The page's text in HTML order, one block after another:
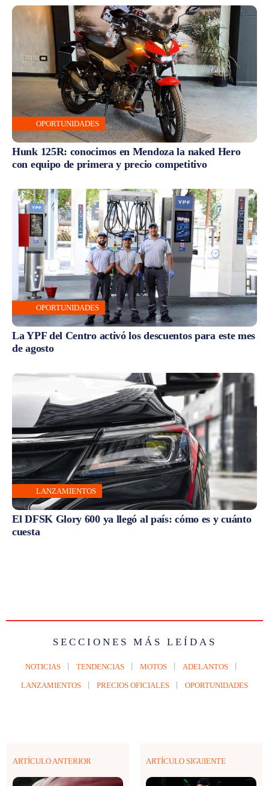
OPORTUNIDADES
Hunk 125R: conocimos en Mendoza la naked Hero
con equipo de primera y precio competitivo
OPORTUNIDADES
La YPF del Centro activó los descuentos para este mes
de agosto
LANZAMIENTOS
El DFSK Glory 600 ya llegó al país: cómo es y cuánto
cuesta
SECCIONES MÁS LEÍDAS
NOTICIAS TENDENCIAS MOTOS ADELANTOS
LANZAMIENTOS PRECIOS OFICIALES OPORTUNIDADES
ARTÍCULO ANTERIOR ARTÍCULO SIGUIENTE